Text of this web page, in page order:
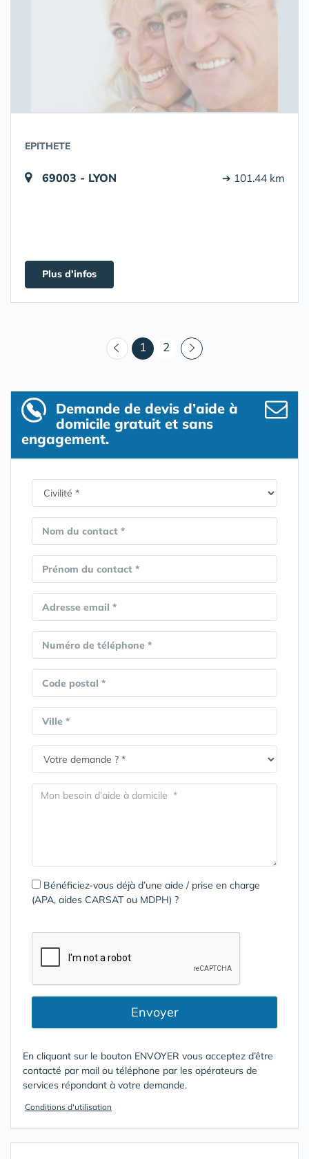
EPITHETE
69003 - LYON ➔ 101.44 km
Plus d'infos
1 (courant)
2
Demande de devis d’aide à
domicile gratuit et sans
engagement.
Nom du contact *
Prénom du contact *
Adresse email *
Numéro de téléphone *
Code postal *
Ville *
Bénéficiez-vous déjà d’une aide / prise en charge
(APA, aides CARSAT ou MDPH) ?
Envoyer
En cliquant sur le bouton ENVOYER vous acceptez d’être
contacté par mail ou téléphone par les opérateurs de
services répondant à votre demande.
Conditions d'utilisation